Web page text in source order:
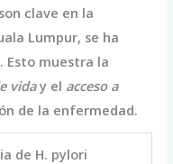
son clave en la
Lumpur, se ha
Esto muestra la
viday el acceso a
de la enfermedad.
de H. pylori